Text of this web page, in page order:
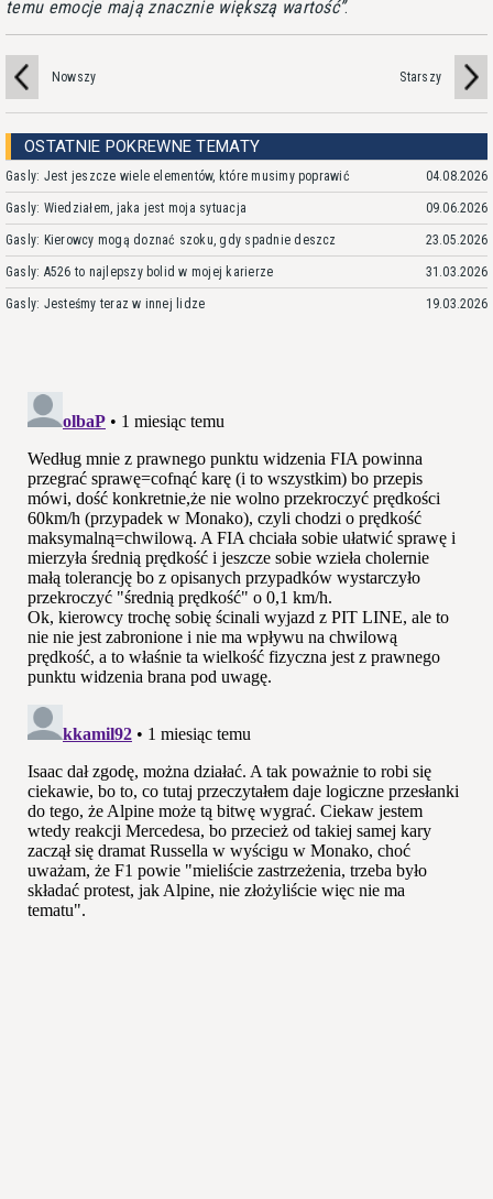
temu emocje mają znacznie większą wartość .
Nowszy Starszy
OSTATNIE POKREWNE TEMATY
Gasly: Jest jeszcze wiele elementów, które musimy poprawić 04.08.2026
Gasly: Wiedziałem, jaka jest moja sytuacja 09.06.2026
Gasly: Kierowcy mogą doznać szoku, gdy spadnie deszcz 23.05.2026
Gasly: A526 to najlepszy bolid w mojej karierze 31.03.2026
Gasly: Jesteśmy teraz w innej lidze 19.03.2026